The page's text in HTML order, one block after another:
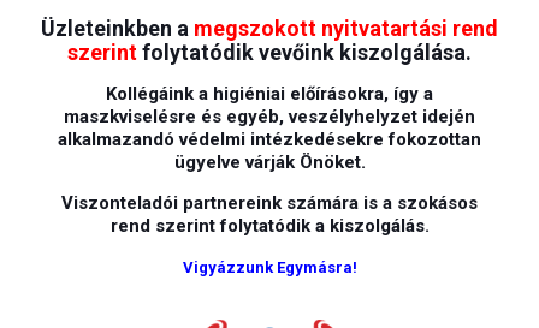
Üzleteinkben a megszokott nyitvatartási rend
szerintfolytatódik vevőink kiszolgálása.
Kollégáink a higiéniai előírásokra, így a
maszkviselésre és egyéb, veszélyhelyzet idején
alkalmazandó védelmi intézkedésekre fokozottan
ügyelve várják Önöket.
Viszonteladói partnereink számára is a szokásos
rend szerint folytatódik a kiszolgálás.
Vigyázzunk Egymásra!